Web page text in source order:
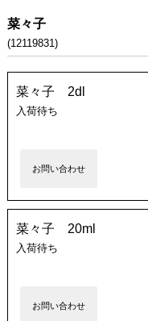
菜々子
(12119831)
菜々子 2dl
入荷待ち
お問い合わせ
菜々子 20ml
入荷待ち
お問い合わせ